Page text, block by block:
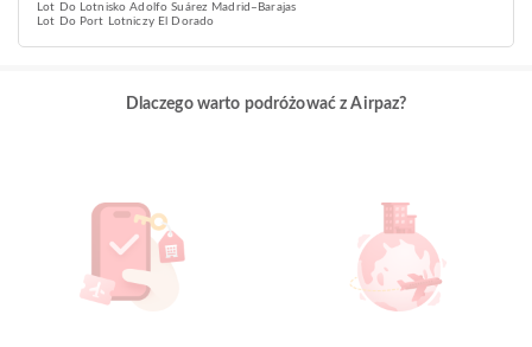
Lot Do Lotnisko Adolfo Suárez Madrid–Barajas
Lot Do Port Lotniczy El Dorado
Dlaczego warto podróżować z Airpaz?